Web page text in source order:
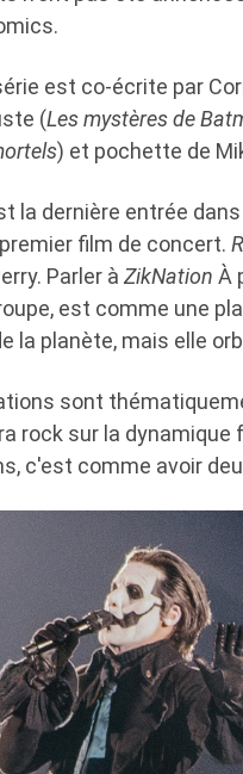
est co-écrite par
(Les mystères de
) et pochette de
la dernière entrée
film de concert.
Parler à ZikNation À
est comme une
la planète, mais elle
sont
rock sur la
c'est comme avoir